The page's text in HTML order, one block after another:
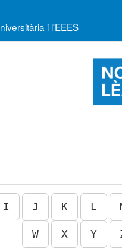
i l'EEES
I J K L
W X Y